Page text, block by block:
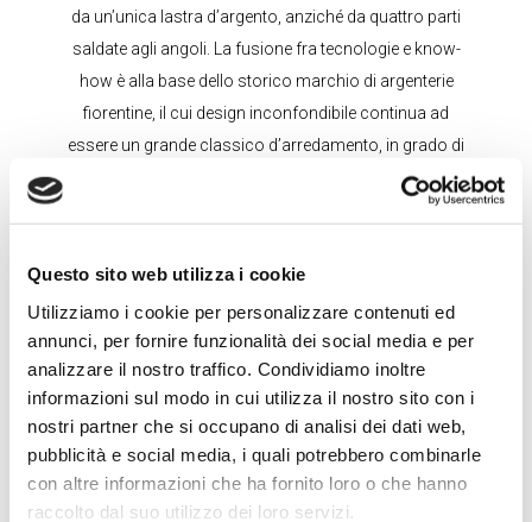
Questo sito web utilizza i cookie
Utilizziamo i cookie per personalizzare contenuti ed
annunci, per fornire funzionalità dei social media e per
analizzare il nostro traffico. Condividiamo inoltre
informazioni sul modo in cui utilizza il nostro sito con i
nostri partner che si occupano di analisi dei dati web,
pubblicità e social media, i quali potrebbero combinarle
con altre informazioni che ha fornito loro o che hanno
raccolto dal suo utilizzo dei loro servizi.
da un’unica lastra d’argento, anziché da quattro parti
saldate agli angoli. La fusione fra tecnologie e know-
how è alla base dello storico marchio di argenterie
fiorentine, il cui design inconfondibile continua ad
essere un grande classico d’arredamento, in grado di
Artigianato fiorentino
ed Innovazione
Le cornici Delconte vengono prodotte con materiali di
primissima qualità, con una cura attenta per ogni
singolo dettaglio e con un design originale e sempre
riconoscibile, perfetti complementi d’arredo moderni e